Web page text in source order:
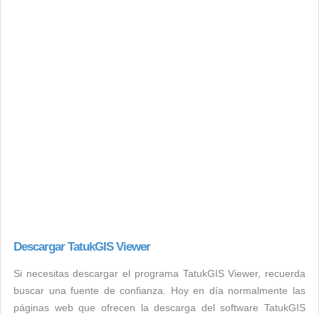
Descargar TatukGIS Viewer
Si necesitas descargar el programa TatukGIS Viewer, recuerda
buscar una fuente de confianza. Hoy en día normalmente las
páginas web que ofrecen la descarga del software TatukGIS